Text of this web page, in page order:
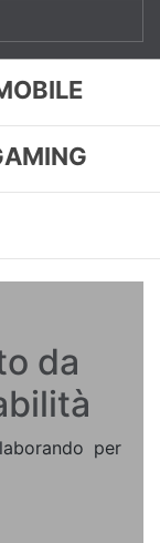
da
per